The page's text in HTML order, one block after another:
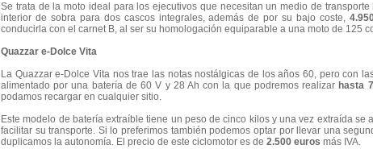
Se trata de la moto ideal para los ejecutivos que necesitan un medio de
interior de sobra para dos cascos integrales, además de por su bajo coste,
conducirla con el carnet B, al ser su homologación equiparable a una moto de 125
Quazzar e-Dolce Vita
La Quazzar e-Dolce Vita nos trae las notas nostálgicas de los años 60, pero con
alimentado por una batería de 60 V y 28 Ah con la que podremos realizar hasta
podamos recargar en cualquier sitio.
Este modelo de batería extraíble tiene un peso de cinco kilos y una vez extraída
facilitar su transporte. Si lo preferimos también podemos optar por llevar una
duplicamos la autonomía. El precio de este ciclomotor es de 2.500 euros más IVA.